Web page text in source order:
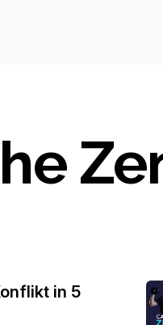
in 5